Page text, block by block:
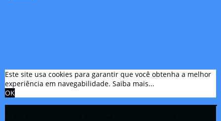
Este site usa cookies para garantir que você obtenha a melhor
experiência em navegabilidade. Saiba mais...
OK